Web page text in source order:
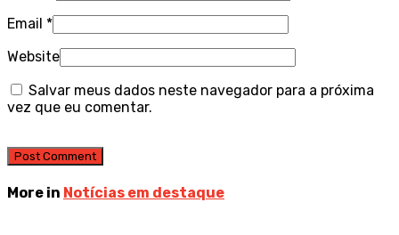
Email *
Website
Salvar meus dados neste navegador para a próxima
vez que eu comentar.
More in Notícias em destaque